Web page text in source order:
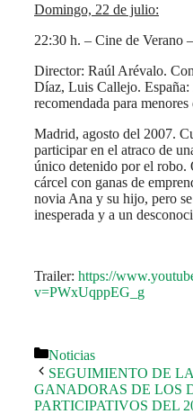
Domingo, 22 de julio:
22:30 h. – Cine de Verano –
Director: Raúl Arévalo.
Díaz, Luis Callejo.
recomendada para menores
Madrid, agosto del 2007.
participar en el atraco de
único detenido por el robo.
cárcel con ganas de
novia Ana y su hijo, pero
inesperada y a un
Trailer: https://
v=PWxUqppEG_g
Categorías
Noticias
SEGUIMIENTO DE
GANADORAS DE LOS
PARTICIPATIVOS DEL